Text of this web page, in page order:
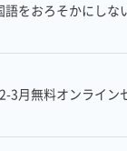
語をおろそかにしな
2-3月無料オンライン